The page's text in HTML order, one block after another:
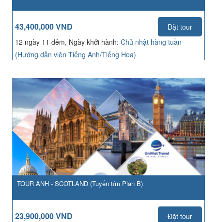
43,400,000 VND
Đặt tour
12 ngày 11 đêm, Ngày khởi hành: Chủ nhật hàng tuần
(Hướng dẫn viên Tiếng Anh/Tiếng Hoa)
TOUR ANH - SCOTLAND (Tuyến tím Plan B)
23,900,000 VND
Đặt tour